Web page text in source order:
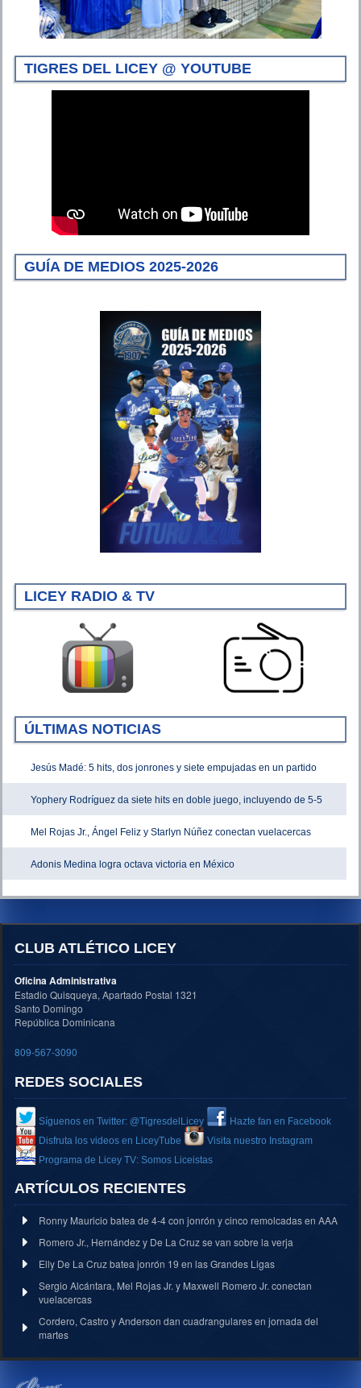
TIGRES DEL LICEY @ YOUTUBE
GUÍA DE MEDIOS 2025-2026
LICEY RADIO & TV
ÚLTIMAS NOTICIAS
Jesús Madé: 5 hits, dos jonrones y siete empujadas en un partido
Yophery Rodríguez da siete hits en doble juego, incluyendo de 5-5
Mel Rojas Jr., Ángel Feliz y Starlyn Núñez conectan vuelacercas
Adonis Medina logra octava victoria en México
CLUB ATLÉTICO LICEY
Oficina Administrativa
Estadio Quisqueya, Apartado Postal 1321
Santo Domingo
República Dominicana
809-567-3090
REDES SOCIALES
Síguenos en Twitter: @TigresdelLicey
Hazte fan en Facebook
Disfruta los videos en LiceyTube
Visita nuestro Instagram
Programa de Licey TV: Somos Liceistas
ARTÍCULOS RECIENTES
Ronny Mauricio batea de 4-4 con jonrón y cinco remolcadas en AAA
Romero Jr., Hernández y De La Cruz se van sobre la verja
Elly De La Cruz batea jonrón 19 en las Grandes Ligas
Sergio Alcántara, Mel Rojas Jr. y Maxwell Romero Jr. conectan
vuelacercas
Cordero, Castro y Anderson dan cuadrangulares en jornada del
martes